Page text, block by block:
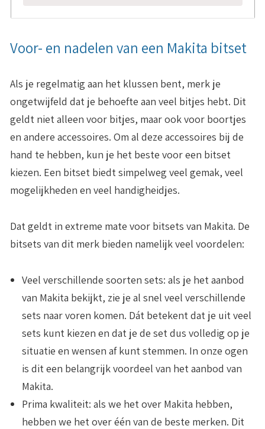
Voor- en nadelen van een Makita bitset
Als je regelmatig aan het klussen bent, merk je
ongetwijfeld dat je behoefte aan veel bitjes hebt. Dit
geldt niet alleen voor bitjes, maar ook voor boortjes
en andere accessoires. Om al deze accessoires bij de
hand te hebben, kun je het beste voor een bitset
kiezen. Een bitset biedt simpelweg veel gemak, veel
mogelijkheden en veel handigheidjes.
Dat geldt in extreme mate voor bitsets van Makita. De
bitsets van dit merk bieden namelijk veel voordelen:
Veel verschillende soorten sets: als je het aanbod
van Makita bekijkt, zie je al snel veel verschillende
sets naar voren komen. Dát betekent dat je uit veel
sets kunt kiezen en dat je de set dus volledig op je
situatie en wensen af kunt stemmen. In onze ogen
is dit een belangrijk voordeel van het aanbod van
Makita.
Prima kwaliteit: als we het over Makita hebben,
hebben we het over één van de beste merken. Dit